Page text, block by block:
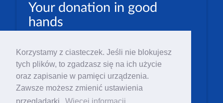
Korzystamy z ciasteczek. Jeśli nie blokujesz
tych plików, to zgadzasz się na ich użycie
oraz zapisanie w pamięci urządzenia.
Zawsze możesz zmienić ustawienia
Your donation in good
hands
EUR: 23 1600 1462 1884 8633 6000 0004
Numer IBAN: PL23 1 600 1462 1884 8633 6000
0004
Numer BIC/SWIFT: PPABPLPK